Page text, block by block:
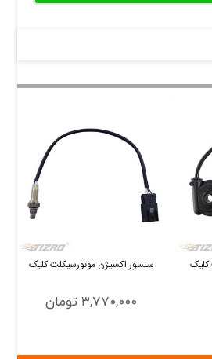
کلیک سنسور اکسیژن موتورسیکلت کلیک
۳,۷۷۰,۰۰۰ تومان